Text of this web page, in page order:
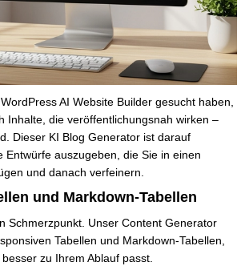
AI Website Builder gesucht haben,
Inhalte, die veröffentlichungsnah wirken –
Dieser KI Blog Generator ist darauf
Entwürfe auszugeben, die Sie in einen
und danach verfeinern.
und Markdown-Tabellen
Schmerzpunkt. Unser Content Generator
Tabellen und Markdown-Tabellen,
zu Ihrem Ablauf passt.